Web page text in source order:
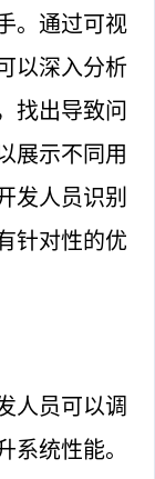
。通过可视
以深入分析
找出导致问
展示不同用
发人员识别
针对性的优
人员可以调
系统性能。